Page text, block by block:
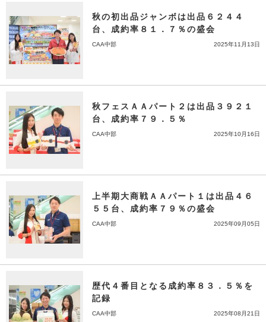
秋の初出品ジャンボは出品６２４４
台、成約率８１．７％の盛会
CAA中部 2025年11月13日
秋フェスＡＡパート２は出品３９２１
台、成約率７９．５％
CAA中部 2025年10月16日
上半期大商戦ＡＡパート１は出品４６
５５台、成約率７９％の盛会
CAA中部 2025年09月05日
歴代４番目となる成約率８３．５％を
記録
CAA中部 2025年08月21日